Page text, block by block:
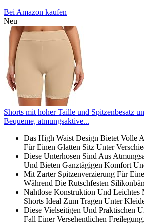
Bei Amazon kaufen
Neu
Shorts mit hoher Taille und Spitzenbesatz
Bequeme, atmungsaktive...
Das High Waist Design Bietet Volle
Für Einen Glatten Sitz Unter
Diese Unterhosen Sind Aus
Und Bieten Ganztägigen Komfort
Mit Zarter Spitzenverzierung Für
Während Die Rutschfesten
Nahtlose Konstruktion Und Leichtes
Shorts Ideal Zum Tragen Unter
Diese Vielseitigen Und Praktischen
Fall Einer Versehentlichen